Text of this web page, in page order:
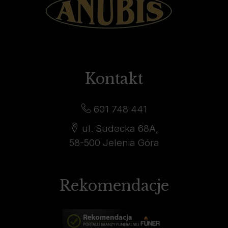
Kontakt
601 748 441
ul. Sudecka 68A,
58-500 Jelenia Góra
Rekomendacje